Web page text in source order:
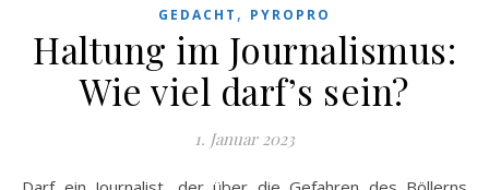
GEDACHT , PYROPRO
Haltung im Journalismus:
Wie viel darf’s sein?
1. Januar 2023